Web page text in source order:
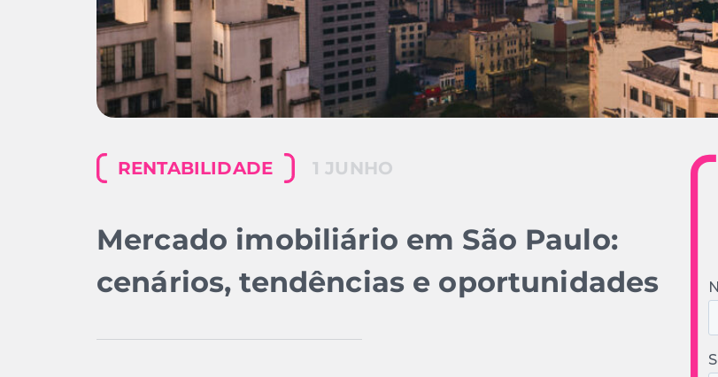
RENTABILIDADE 1 JUNHO
Mercado imobiliário em São Paulo:
cenários, tendências e oportunidades